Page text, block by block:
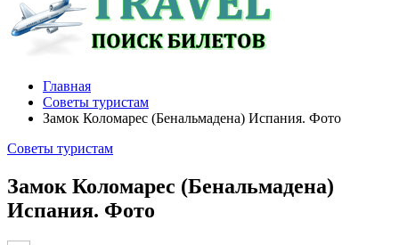
Главная
Советы туристам
Замок Коломарес (Бенальмадена) Испания. Фото
Советы туристам
Замок Коломарес (Бенальмадена)
Испания. Фото